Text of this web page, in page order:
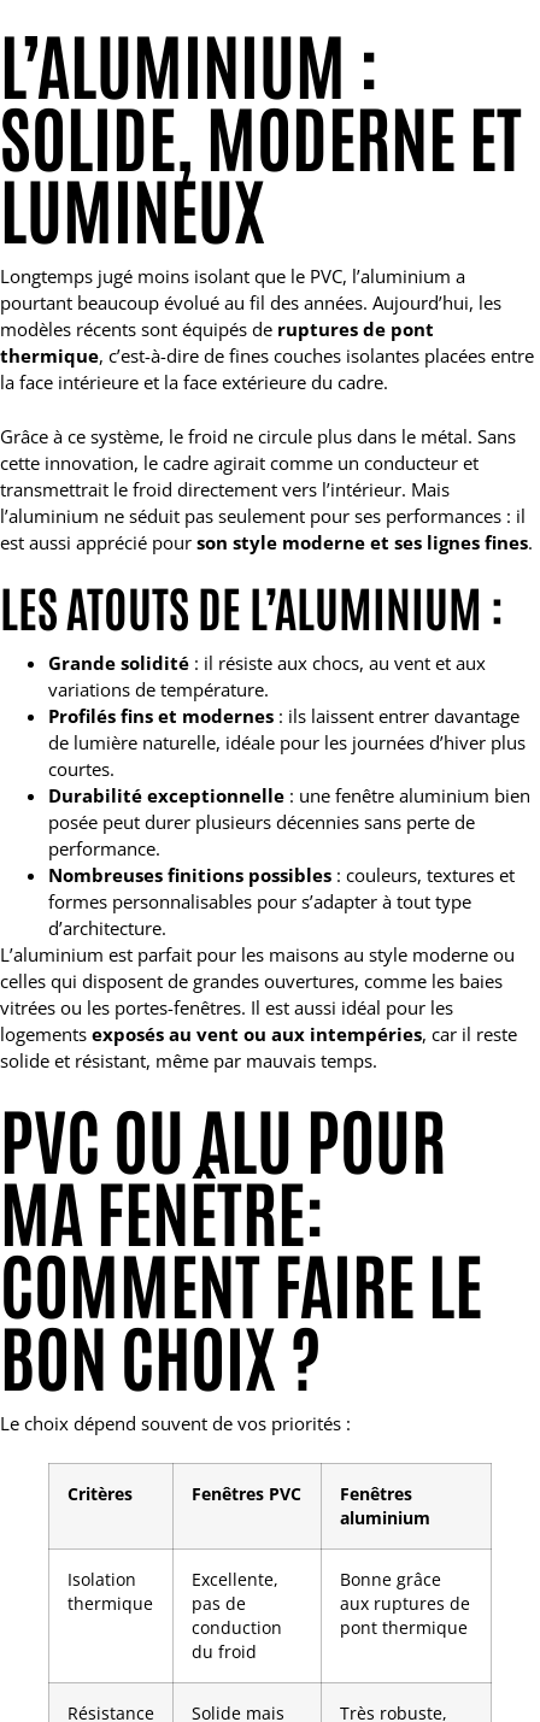
L’ALUMINIUM :
SOLIDE, MODERNE ET
LUMINEUX
Longtemps jugé moins isolant que le PVC, l’aluminium a
pourtant beaucoup évolué au fil des années. Aujourd’hui, les
modèles récents sont équipés de ruptures de pont
thermique, c’est-à-dire de fines couches isolantes placées entre
la face intérieure et la face extérieure du cadre.
Grâce à ce système, le froid ne circule plus dans le métal. Sans
cette innovation, le cadre agirait comme un conducteur et
transmettrait le froid directement vers l’intérieur. Mais
l’aluminium ne séduit pas seulement pour ses performances : il
est aussi apprécié pour son style moderne et ses lignes fines.
LES ATOUTS DE L’ALUMINIUM :
Grande solidité : il résiste aux chocs, au vent et aux
variations de température.
Profilés fins et modernes : ils laissent entrer davantage
de lumière naturelle, idéale pour les journées d’hiver plus
courtes.
Durabilité exceptionnelle : une fenêtre aluminium bien
posée peut durer plusieurs décennies sans perte de
performance.
Nombreuses finitions possibles : couleurs, textures et
formes personnalisables pour s’adapter à tout type
d’architecture.
L’aluminium est parfait pour les maisons au style moderne ou
celles qui disposent de grandes ouvertures, comme les baies
vitrées ou les portes-fenêtres. Il est aussi idéal pour les
logements exposés au vent ou aux intempéries, car il reste
solide et résistant, même par mauvais temps.
PVC OU ALU POUR
MA FENÊTRE:
COMMENT FAIRE LE
BON CHOIX ?
Le choix dépend souvent de vos priorités :
Critères Fenêtres PVC
Fenêtres
aluminium
Isolation
thermique
Excellente,
pas de
conduction
du froid
Bonne grâce
aux ruptures de
pont thermique
Résistance Solide mais Très robuste,